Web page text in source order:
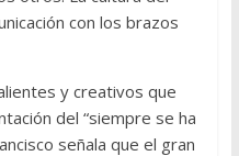
con los brazos
y creativos que
del “siempre se ha
señala que el gran